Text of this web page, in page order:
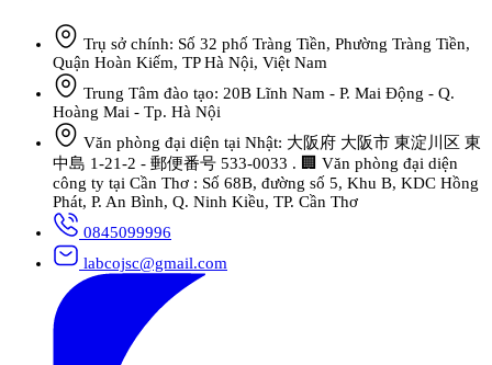
Trụ sở chính: Số 32 phố Tràng Tiền, Phường Tràng Tiền,
Quận Hoàn Kiếm, TP Hà Nội, Việt Nam
Trung Tâm đào tạo: 20B Lĩnh Nam - P. Mai Động - Q.
Hoàng Mai - Tp. Hà Nội
Văn phòng đại diện tại Nhật: 大阪府 大阪市 東淀川区 東
中島 1-21-2 - 郵便番号 533-0033 . 🏢 Văn phòng đại diện
công ty tại Cần Thơ : Số 68B, đường số 5, Khu B, KDC Hồng
Phát, P. An Bình, Q. Ninh Kiều, TP. Cần Thơ
0845099996
labcojsc@gmail.com